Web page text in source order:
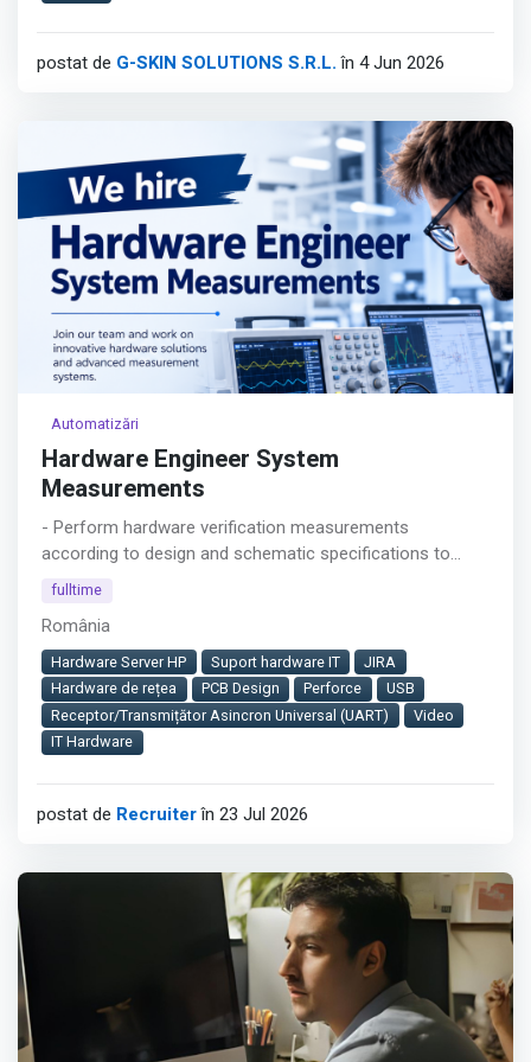
Afișează tot
postat de G-SKIN SOLUTIONS S.R.L. în 4 Jun 2026
Automatizări
Hardware Engineer System
Measurements
- Perform hardware verification measurements
according to design and schematic specifications to
ensure functionality of infotainment systems
and potentially up to 25 GHz) on interfaces such as USB,
CAN, PCI, video, Ethernet, PCI Express, DDR3/DDR4
memory using oscilloscopes
- Develop, test, and verify analog and digital functional
blocks, including power supplies, audio blocks, and
Afișează tot
fulltime
România
Hardware Server HP Suport hardware IT
JIRA
Hardware de rețea
PCB Design Perforce
USB
Receptor/Transmițător Asincron Universal (UART)
Video
IT Hardware
postat de Recruiterîn 23 Jul 2026